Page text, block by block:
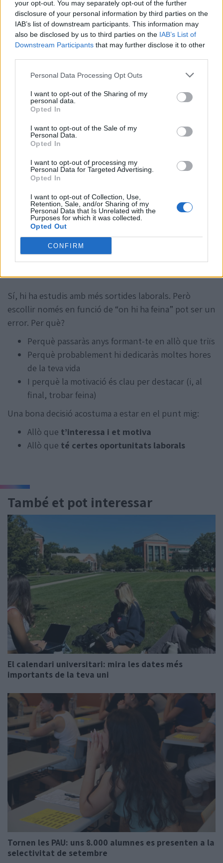
your opt-out. You may separately opt-out of the further
disclosure of your personal information by third parties on the
IAB’s list of downstream participants. This information may
also be disclosed by us to third parties on the IAB’s List of
Downstream Participants that may further disclose it to other
Personal Data Processing Opt Outs
I want to opt-out of the Sharing of my
personal data.
Opted In
I want to opt-out of the Sale of my
Personal Data.
Opted In
I want to opt-out of processing my
Personal Data for Targeted Advertising.
Opted In
I want to opt-out of Collection, Use,
Retention, Sale, and/or Sharing of my
Personal Data that Is Unrelated with the
Purposes for which it was collected.
Opted Out
CONFIRM
Sí, hi ha estudis amb més sortides laborals. Però
escollir només en funció de “on hi ha feina” pot ser un
error. Per què?
Perquè passaràs anys formant-te en allò que triïs
Perquè probablement hi dedicaràs moltes hores
de la teva vida
I perquè la motivació és clau per destacar (i, al
final, trobar feina)
Una bona decisió acostuma a estar en el punt mig:
Allò que t’interessa i et motiva
Allò que té certes oportunitats laborals
També et pot interessar
El calendari universitari: mira les dates més
importants de la teva uni
Tornen les PAU: uns 8.000 alumnes es presenten a la
selectivitat de setembre